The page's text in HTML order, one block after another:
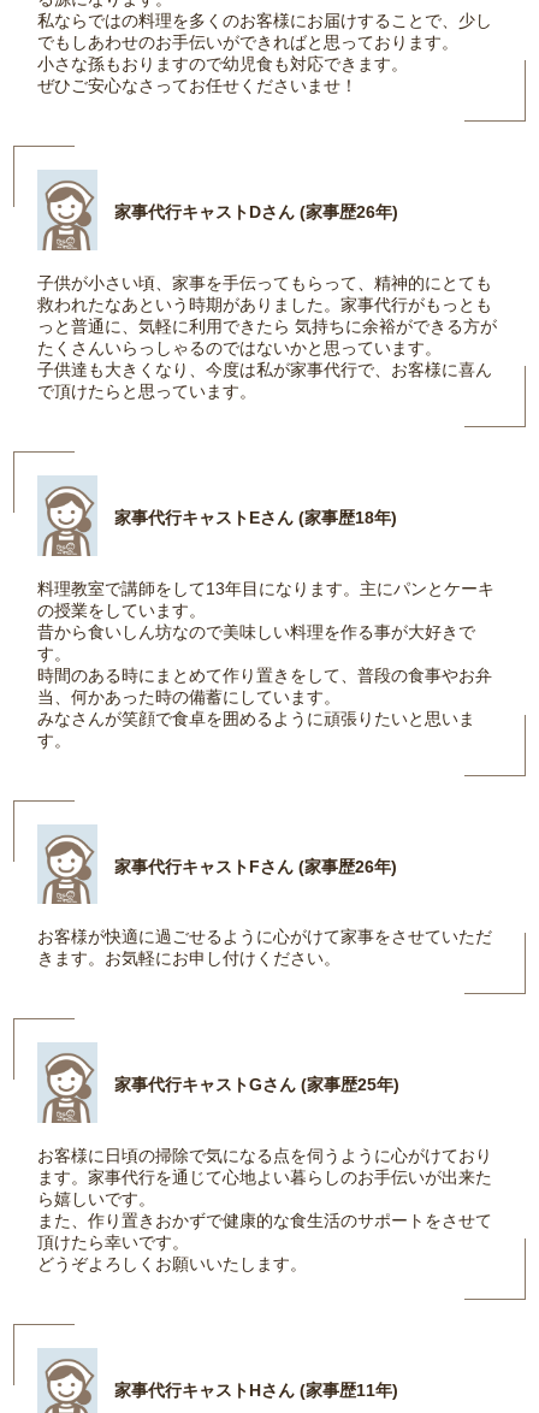
私ならではの料理を多くのお客様にお届けすることで、少し
でもしあわせのお手伝いができればと思っております。
小さな孫もおりますので幼児食も対応できます。
ぜひご安心なさってお任せくださいませ！
家事代行キャストDさん (家事歴26年)
子供が小さい頃、家事を手伝ってもらって、精神的にとても
救われたなあという時期がありました。家事代行がもっとも
っと普通に、気軽に利用できたら 気持ちに余裕ができる方が
たくさんいらっしゃるのではないかと思っています。
子供達も大きくなり、今度は私が家事代行で、お客様に喜ん
で頂けたらと思っています。
家事代行キャストEさん (家事歴18年)
料理教室で講師をして13年目になります。主にパンとケーキ
の授業をしています。
昔から食いしん坊なので美味しい料理を作る事が大好きで
す。
時間のある時にまとめて作り置きをして、普段の食事やお弁
当、何かあった時の備蓄にしています。
みなさんが笑顔で食卓を囲めるように頑張りたいと思いま
す。
家事代行キャストFさん (家事歴26年)
お客様が快適に過ごせるように心がけて家事をさせていただ
きます。お気軽にお申し付けください。
家事代行キャストGさん (家事歴25年)
お客様に日頃の掃除で気になる点を伺うように心がけており
ます。家事代行を通じて心地よい暮らしのお手伝いが出来た
ら嬉しいです。
また、作り置きおかずで健康的な食生活のサポートをさせて
頂けたら幸いです。
どうぞよろしくお願いいたします。
家事代行キャストHさん (家事歴11年)